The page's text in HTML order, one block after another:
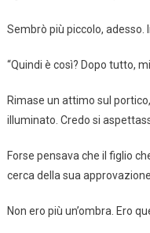
Sembrò più piccolo, adesso.
“Quindi è così? Dopo tutto,
Rimase un attimo sul
illuminato. Credo si
Forse pensava che il figlio
cerca della sua
Non ero più un’ombra. Ero